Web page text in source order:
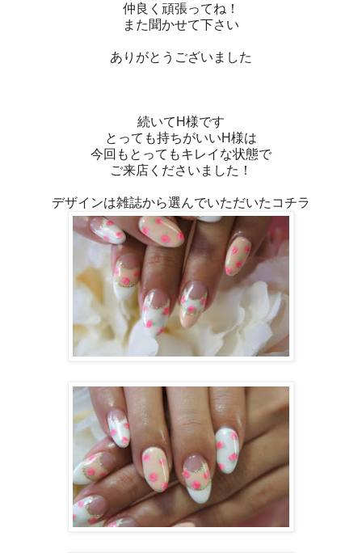
仲良く頑張ってね！
また聞かせて下さい
ありがとうございました
続いてH様です
とっても持ちがいいH様は
今回もとってもキレイな状態で
ご来店くださいました！
デザインは雑誌から選んでいただいたコチラ